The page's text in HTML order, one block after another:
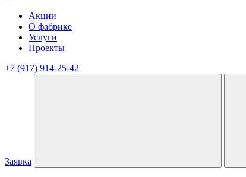
Акции
О фабрике
Услуги
Проекты
+7 (917) 914-25-42
Заявка